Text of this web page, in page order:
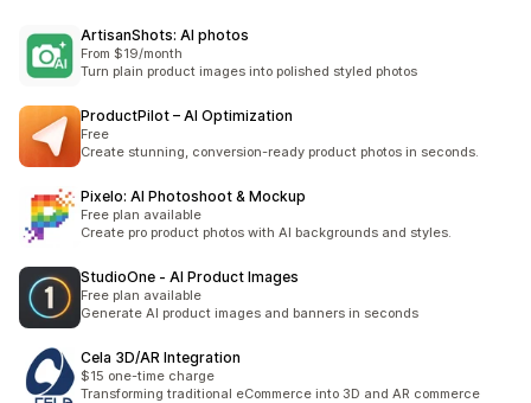
ArtisanShots: AI photos
From $19/month
Turn plain product images into polished styled photos
ProductPilot – AI Optimization
Free
Create stunning, conversion-ready product photos in seconds.
Pixelo: AI Photoshoot & Mockup
Free plan available
Create pro product photos with AI backgrounds and styles.
StudioOne ‑ AI Product Images
Free plan available
Generate AI product images and banners in seconds
Cela 3D/AR Integration
$15 one-time charge
Transforming traditional eCommerce into 3D and AR commerce